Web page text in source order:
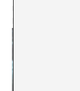
memòria un
Bàrbara” [